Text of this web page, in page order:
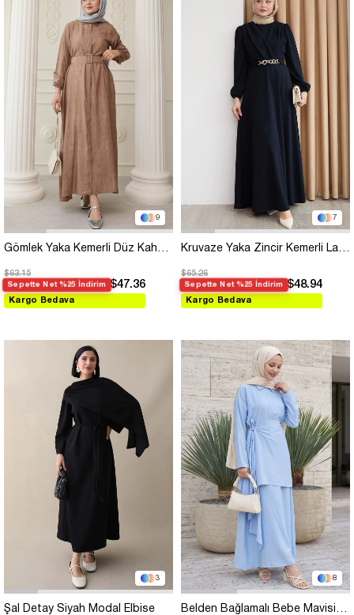
9
Gömlek Yaka Kemerli Düz Kahverengi Elbise
$63.15
Sepette Net %25 İndirim $47.36
Kargo Bedava
7
Kruvaze Yaka Zincir Kemerli Lacivert Elbise
$65.26
Sepette Net %25 İndirim $48.94
Kargo Bedava
3
Şal Detay Siyah Modal Elbise
8
Belden Bağlamalı Bebe Mavisi Ayrobin Elbise